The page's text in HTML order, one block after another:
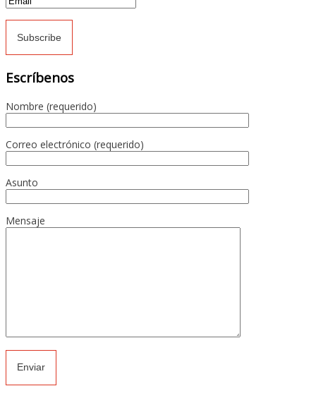
Escríbenos
Nombre (requerido)
Correo electrónico (requerido)
Asunto
Mensaje